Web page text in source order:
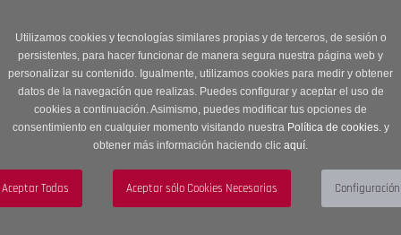
Utilizamos cookies y tecnologías similares propias y de terceros, de sesión o
persistentes, para hacer funcionar de manera segura nuestra página web y
personalizar su contenido. Igualmente, utilizamos cookies para medir y obtener
datos de la navegación que realizas. Puedes configurar y aceptar el uso de
cookies a continuación. Asimismo, puedes modificar tus opciones de
consentimiento en cualquier momento visitando nuestra Política de cookies.y
obtener más información haciendo clic aquí.
descuento en Sección OUTLET con código OUTLET20
navigation
Menú